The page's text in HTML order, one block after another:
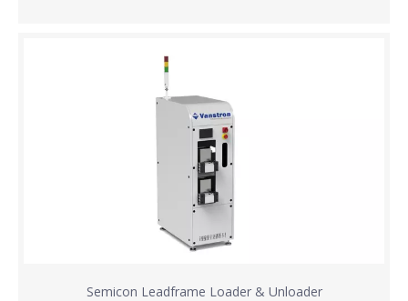
Semicon Leadframe Loader & Unloader